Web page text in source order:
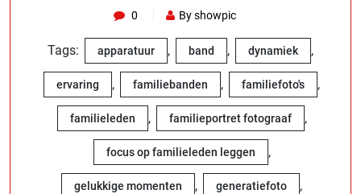
0 By showpic
Tags: apparatuur , band , dynamiek ,
ervaring , familiebanden , familiefoto's ,
familieleden , familieportret fotograaf ,
focus op familieleden leggen ,
gelukkige momenten , generatiefoto ,